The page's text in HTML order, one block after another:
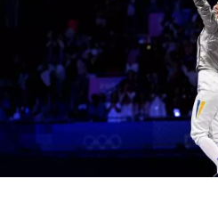
ФУТЗАЛ
ІНШІ
БУКМЕКЕРИ